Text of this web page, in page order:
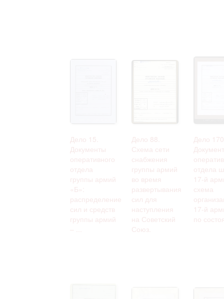
Дело 15.
Документы
оперативного
отдела
группы армий
«Б»:
распределение
сил и средств
группы армий
– ...
Дело 88.
Схема сети
снабжения
группы армий
во время
развертывания
сил для
наступления
на Советский
Союз.
Дело
отдела
17-й
схема
17-й
по